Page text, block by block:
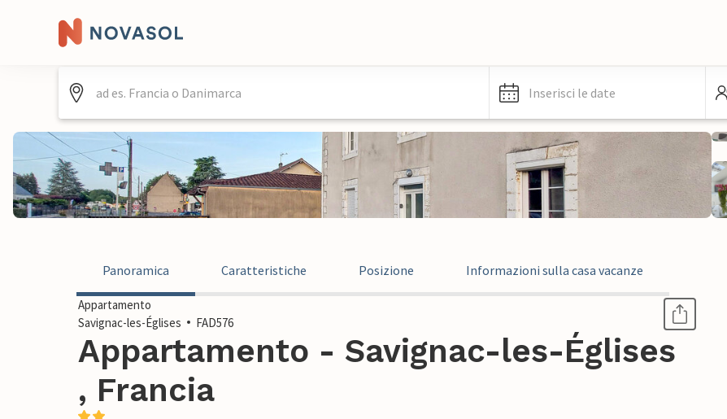
Inserisci le date
Panoramica Caratteristiche Posizione Informazioni sulla casa vacanze
Appartamento
Savignac-les-Églises
FAD576
Appartamento - Savignac-les-Églises
, Francia